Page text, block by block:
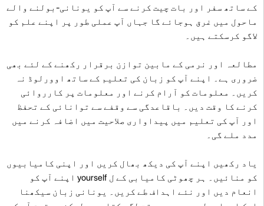
کے ساتھ سفر اور بات چیت کرنے سے آپ کو یونانی-بولنے والے
ماحول میں غرق ہوجائے گا جہاں آپ عملی طور پر اپنے علم کو
لاگو کرسکتے ہیں۔
مطالعہ اور نرمی کے مابین توازن برقرار رکھنے کے لئے بھی
ضروری ہے۔ اپنے آپ کو زبان کی تعلیم کے ساتھ اوورلوڈ نہ
کریں۔ معلومات کو آرام کرنے اور معلومات پر کارروائی
کرنے کا وقت دیں۔ باقاعدگی سے وقفے سے توانائی کے تحفظ
اور آپ کی تعلیم میں پیداواری صلاحیت میں اضافہ کرنے میں
مدد ملے گی۔
یاد رکھیں اپنے آپ کی دیکھ بھال کریں اور اپنی کامیابیوں
کو منائیں۔ ہر چھوٹی کامیابی کے ل yourself اپنے آپ کو
انعام دیں اور نئے اہداف طے کریں۔ یونانی زبان سیکھنا